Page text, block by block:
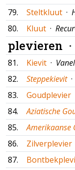
79. Steltkluut ·
80.
Kluut ·
plevieren ·
81. Kievit ·
82.
Steppekievit ·
83.
Goudplevier
84.
Aziatische
85.
Amerikaanse
86.
Zilverplevier
87.